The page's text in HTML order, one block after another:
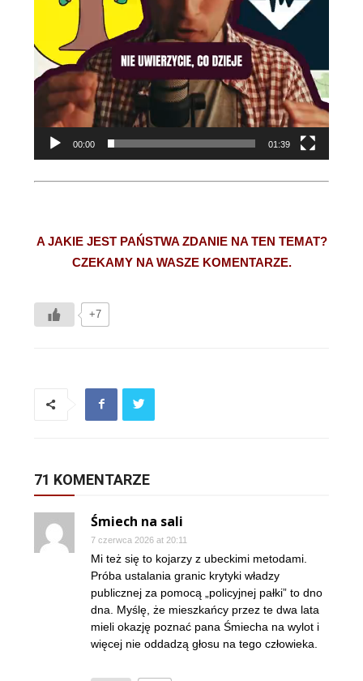
00:00 01:39
A JAKIE JEST PAŃSTWA ZDANIE NA TEN TEMAT?
CZEKAMY NA WASZE KOMENTARZE.
+7
71 KOMENTARZE
Śmiech na sali
7 czerwca 2026 at 20:11
Mi też się to kojarzy z ubeckimi metodami.
Próba ustalania granic krytyki władzy
publicznej za pomocą „policyjnej pałki” to dno
dna. Myślę, że mieszkańcy przez te dwa lata
mieli okazję poznać pana Śmiecha na wylot i
więcej nie oddadzą głosu na tego człowieka.